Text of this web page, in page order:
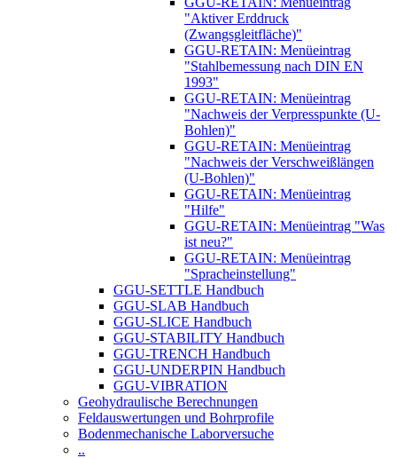
"Aktiver Erddruck
(Zwangsgleitfläche)"
GGU-RETAIN: Menüeintrag
"Stahlbemessung nach DIN EN
1993"
GGU-RETAIN: Menüeintrag
"Nachweis der Verpresspunkte (U-
Bohlen)"
GGU-RETAIN: Menüeintrag
"Nachweis der Verschweißlängen
(U-Bohlen)"
GGU-RETAIN: Menüeintrag
"Hilfe"
GGU-RETAIN: Menüeintrag "Was
ist neu?"
GGU-RETAIN: Menüeintrag
"Spracheinstellung"
GGU-SETTLE Handbuch
GGU-SLAB Handbuch
GGU-SLICE Handbuch
GGU-STABILITY Handbuch
GGU-TRENCH Handbuch
GGU-UNDERPIN Handbuch
GGU-VIBRATION
Geohydraulische Berechnungen
Feldauswertungen und Bohrprofile
Bodenmechanische Laborversuche
..